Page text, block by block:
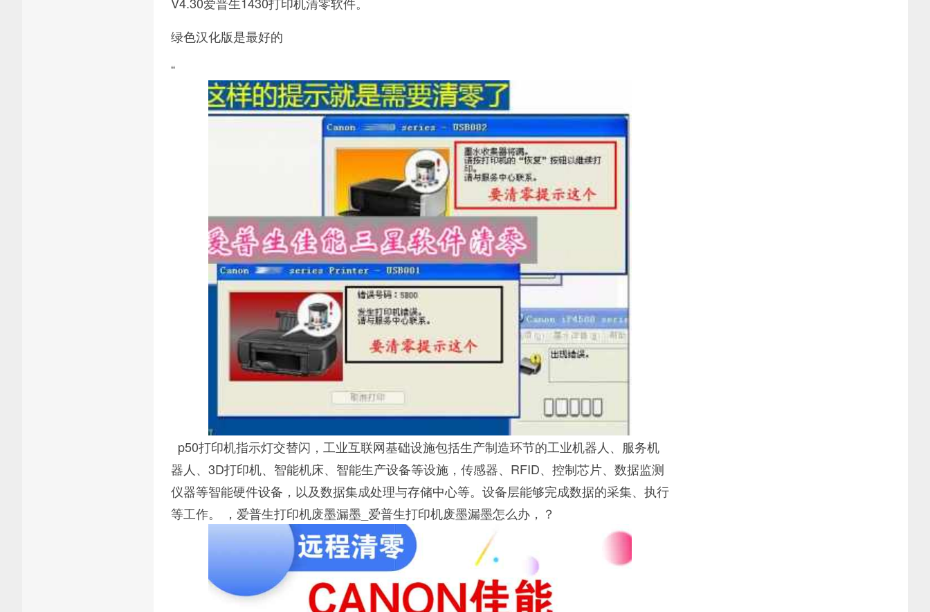
绿色汉化版是最好的
“
p50打印机指示灯交替闪，工业互联网基础设施包括生产制造环节的工业机器人、服务机
器人、3D打印机、智能机床、智能生产设备等设施，传感器、RFID、控制芯片、数据监测
仪器等智能硬件设备，以及数据集成处理与存储中心等。设备层能够完成数据的采集、执行
等工作。 ，爱普生打印机废墨漏墨_爱普生打印机废墨漏墨怎么办，？